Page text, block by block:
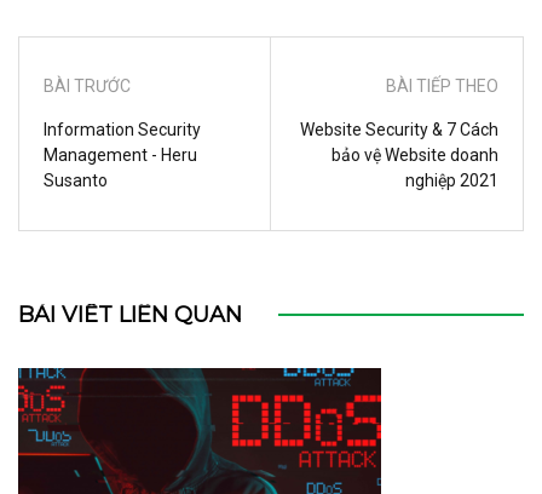
BÀI TRƯỚC
Information Security
Management - Heru
Susanto
BÀI TIẾP THEO
Website Security & 7 Cách
bảo vệ Website doanh
nghiệp 2021
BÀI VIẾT LIÊN QUAN